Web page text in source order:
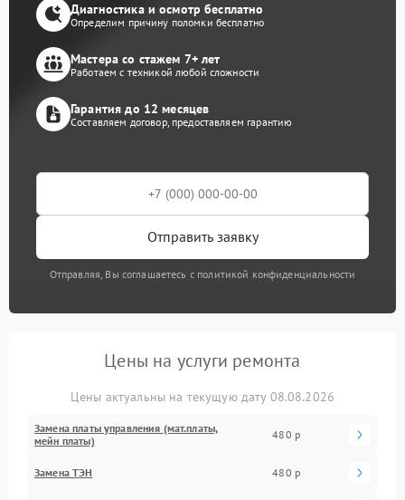
Диагностика и осмотр бесплатно
Определим причину поломки бесплатно
Мастера со стажем 7+ лет
Работаем с техникой любой сложности
Гарантия до 12 месяцев
Составляем договор, предоставляем гарантию
Отправить заявку
Отправляя, Вы соглашаетесь с политикой конфиденциальности
Цены на услуги ремонта
Цены актуальны на текущую дату 08.08.2026
Замена платы управления (мат.платы,
мейн платы)
480 р
Замена ТЭН 480 р